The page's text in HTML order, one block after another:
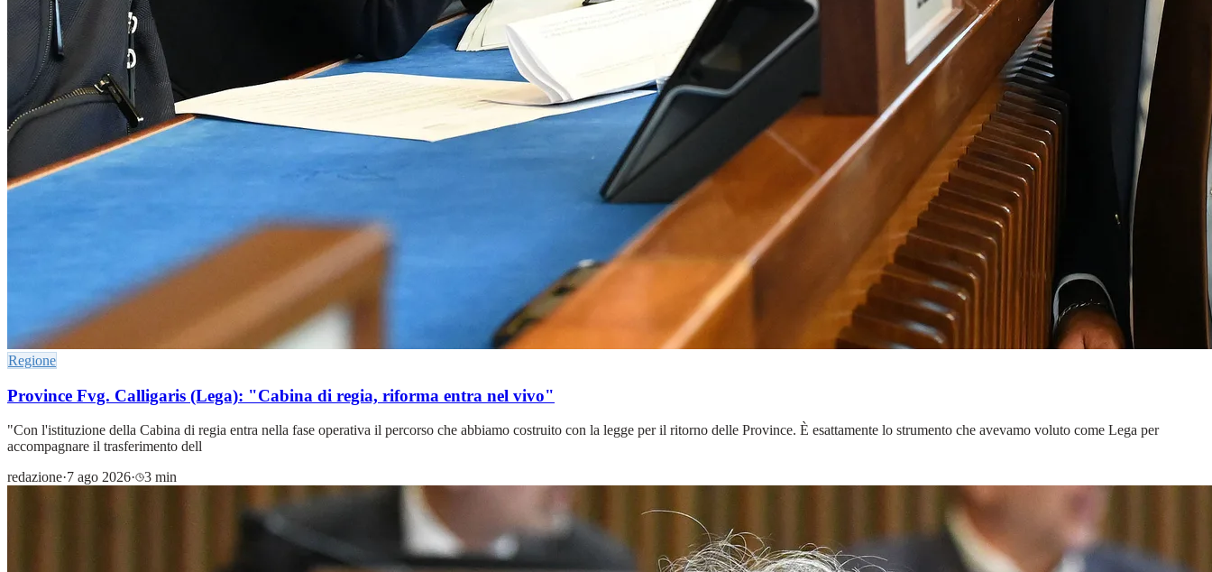
Regione
Province Fvg. Calligaris (Lega): "Cabina di regia, riforma entra nel vivo"
"Con l'istituzione della Cabina di regia entra nella fase operativa il percorso che abbiamo costruito con la legge per il ritorno delle Province. È esattamente lo strumento che avevamo voluto come Lega per
accompagnare il trasferimento dell
redazione·7 ago 2026· 3 min